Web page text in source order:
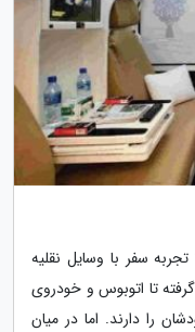
سفر با وسایل نقلیه
تا اتوبوس و خودروی
را دارند. اما در میان